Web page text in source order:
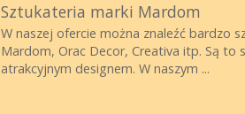
Sztukateria marki Mardom
W naszej ofercie można znaleźć bardzo
Mardom, Orac Decor, Creativa itp. Są to
atrakcyjnym designem. W naszym ...